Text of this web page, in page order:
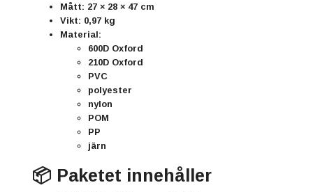
Mått: 27 × 28 × 47 cm
Vikt: 0,97 kg
Material:
600D Oxford
210D Oxford
PVC
polyester
nylon
POM
PP
järn
📦 Paketet innehåller